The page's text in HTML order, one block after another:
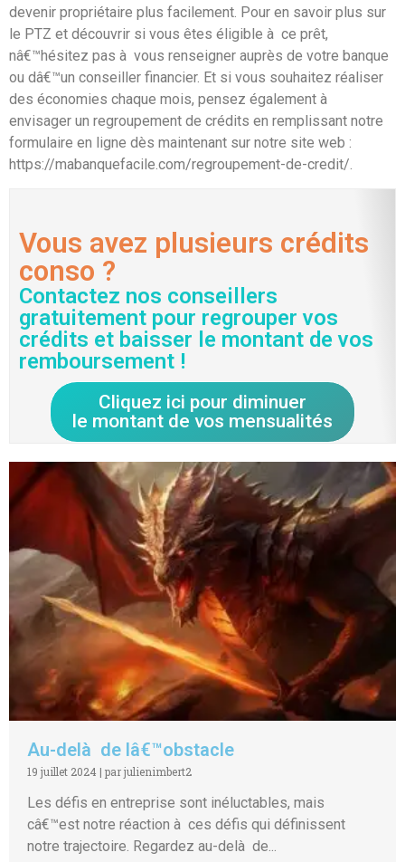
devenir propriétaire plus facilement. Pour en savoir plus sur
le PTZ et découvrir si vous êtes éligible à ce prêt,
nâ€™hésitez pas à vous renseigner auprès de votre banque
ou dâ€™un conseiller financier. Et si vous souhaitez réaliser
des économies chaque mois, pensez également à
envisager un regroupement de crédits en remplissant notre
formulaire en ligne dès maintenant sur notre site web :
https://mabanquefacile.com/regroupement-de-credit/.
Vous avez plusieurs crédits
conso ?
Contactez nos conseillers
gratuitement pour regrouper vos
crédits et baisser le montant de vos
remboursement !
Cliquez ici pour diminuer
le montant de vos mensualités
Au-delà de lâ€™obstacle
19 juillet 2024 | par julienimbert2
Les défis en entreprise sont inéluctables, mais
câ€™est notre réaction à ces défis qui définissent
notre trajectoire. Regardez au-delà de...